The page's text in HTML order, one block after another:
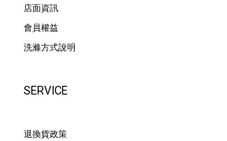
店面資訊
會員權益
洗滌方式說明
SERVICE
退換貨政策